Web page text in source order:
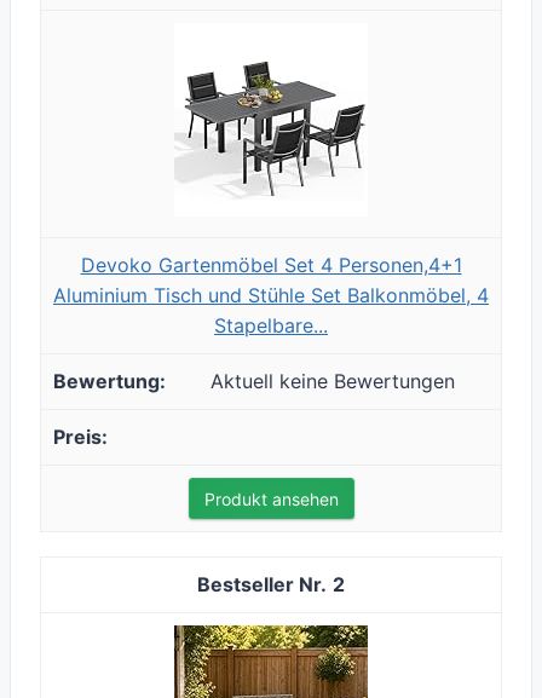
Devoko Gartenmöbel Set 4 Personen,4+1
Aluminium Tisch und Stühle Set Balkonmöbel, 4
Stapelbare...
Aktuell keine Bewertungen
Produkt ansehen
2